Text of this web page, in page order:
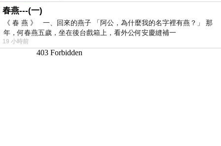
春燕---(一)
《 春 燕 》 一、回來的燕子 「阿公，為什麼我的名字裡有燕？」 那
年，何春燕五歲，坐在後台戲箱上，看外公何安慶縫補一
19 小時前